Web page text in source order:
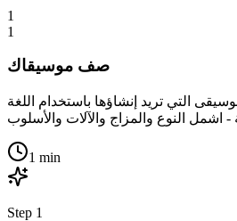
1
1
صف موسيقاك
التي تريد إنشاؤها باستخدام اللغة
1 min
Step 1